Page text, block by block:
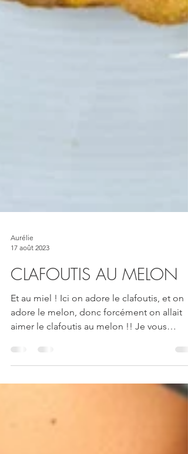
Aurélie
17 août 2023
CLAFOUTIS AU MELON
Et au miel ! Ici on adore le clafoutis, et on
adore le melon, donc forcément on allait